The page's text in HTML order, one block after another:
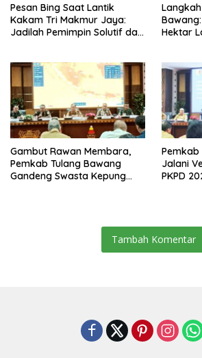
Pesan Bing Saat Lantik
Kakam Tri Makmur Jaya:
Jadilah Pemimpin Solutif dan
Hektar
Gambut Rawan Membara,
Pemkab Tulang Bawang
Gandeng Swasta Kepung
Pemkab
Jalani
PKPD
Tambah Komentar